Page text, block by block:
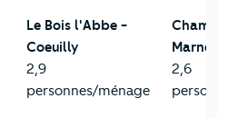
Le Bois l'Abbe -
Coeuilly
2,9
personnes/ménage
Marne
2,6